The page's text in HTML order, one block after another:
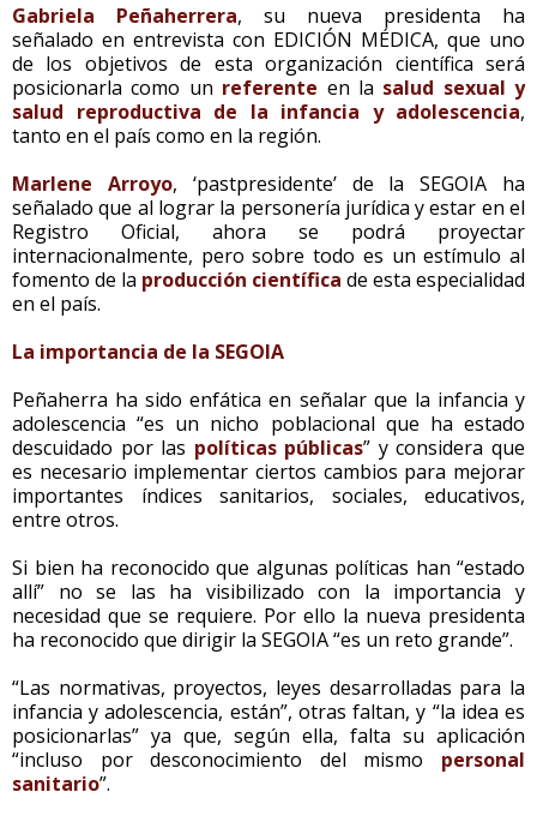
Gabriela Peñaherrera, su nueva presidenta ha
señalado en entrevista con EDICIÓN MÉDICA, que uno
de los objetivos de esta organización científica será
posicionarla como un referente en la salud sexual y
salud reproductiva de la infancia y adolescencia,
tanto en el país como en la región.
Marlene Arroyo, ‘pastpresidente’ de la SEGOIA ha
señalado que al lograr la personería jurídica y estar en el
Registro Oficial, ahora se podrá proyectar
internacionalmente, pero sobre todo es un estímulo al
fomento de la producción científica de esta especialidad
en el país.
La importancia de la SEGOIA
Peñaherra ha sido enfática en señalar que la infancia y
adolescencia “es un nicho poblacional que ha estado
descuidado por las políticas públicas” y considera que
es necesario implementar ciertos cambios para mejorar
importantes índices sanitarios, sociales, educativos,
entre otros.
Si bien ha reconocido que algunas políticas han “estado
allí” no se las ha visibilizado con la importancia y
necesidad que se requiere. Por ello la nueva presidenta
ha reconocido que dirigir la SEGOIA “es un reto grande”.
“Las normativas, proyectos, leyes desarrolladas para la
infancia y adolescencia, están”, otras faltan, y “la idea es
posicionarlas” ya que, según ella, falta su aplicación
“incluso por desconocimiento del mismo personal
sanitario”.